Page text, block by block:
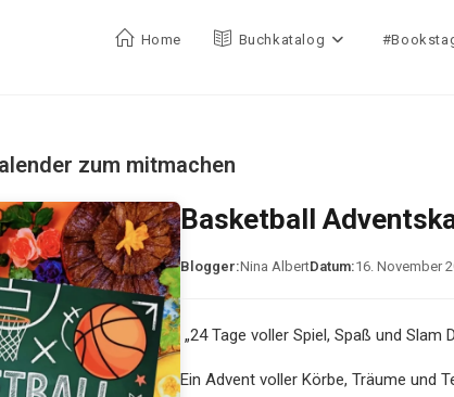
Home Buchkatalog
zum mitmachen
Basketball
Blogger:Nina AlbertDatum:16. November
„24 Tage voller Spiel, Spaß und
Ein Advent voller Körbe, Träume und